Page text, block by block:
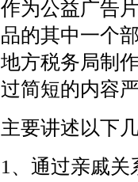
作为公益广告
品的其中一个
地方税务局制
过简短的内容
主要讲述以下
1、通过亲戚关